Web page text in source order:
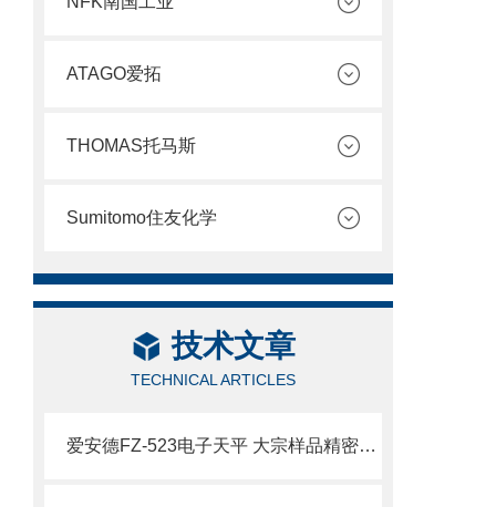
ATAGO爱拓
THOMAS托马斯
Sumitomo住友化学
技术文章
TECHNICAL ARTICLES
爱安德FZ-523电子天平 大宗样品精密检测应用技术